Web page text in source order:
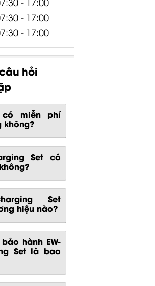
- 17:00
- 17:00
hỏi
miễn phí
không?
Set có
Set
hiệu nào?
hành EW-
Set là bao